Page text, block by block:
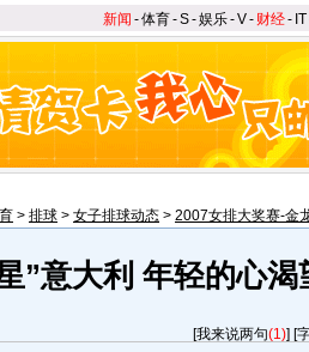
新闻 -体育-S-娱乐-V- 财经- IT
> 排球 > 女子排球动态 > 2007女排大奖赛-金
”意大利 年轻的心渴
[我来说两句(1)] [